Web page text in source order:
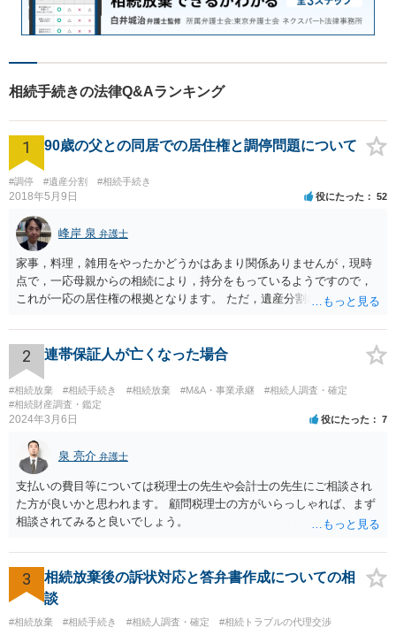
相続手続きの法律Q&Aランキング
1 90歳の父との同居での居住権と調停問題について
#調停 #遺産分割 #相続手続き
2018年5月9日 役にたった 52
峰岸 泉 弁護士
家事，料理，雑用をやったかどうかはあまり関係ありませんが，現時
点で，一応母親からの相続により，持分をもっているようですので，
これが一応の居住権の根拠となります。 ただ，遺産分割により，母の
2 連帯保証人が亡くなった場合
#相続放棄 #相続手続き #相続放棄 #M&A・事業承継
#相続人調査・確定
#相続財産調査・鑑定
2024年3月6日 役にたった 7
泉 亮介 弁護士
支払いの費目等については税理士の先生や会計士の先生にご相談され
た方が良いかと思われます。 顧問税理士の方がいらっしゃれば、まず
相談されてみると良いでしょう。
3
相続放棄後の訴状対応と答弁書作成についての相
談
#相続放棄 #相続手続き #相続人調査・確定 #相続トラブルの代理交渉